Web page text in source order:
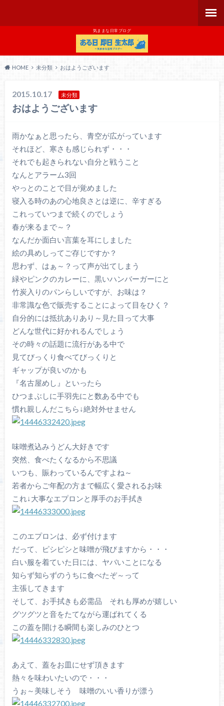
気ままな日常ブログ
HOME 未分類 おはようございます
2015.10.17 未分類
おはようございます
雨かなぁと思ったら、青空が広がっています
それほど、寒さも感じられず・・・
それでも起きられない自分と戦うこと
なんとアラーム3回
やっとのことで目が覚めました
寝入る時のあの心地良さとは逆に、辛すぎる
これっていつまで続くのでしょう
春が来るまで～？
なんだか面白い言葉を耳にしました
絵の具めしってご存じですか？
思わず、はぁ～？って声が出てしまう
緑やピンクのカレーに、黒いハンバーガーにと
竹炭入りのパンらしいですが、お味は？
非常識な色で販売することによって目をひく？
自分的には抵抗ありあり～見た目って大事
どんな世代に好かれるんでしょう
その時々の話題に流行がある中で
見てびっくり食べてびっくりと
ギャップが良いのかも
『名古屋めし』といったら
ひつまぶしに手羽先にと数ある中でも
慣れ親しんだこちら↓絶対外せません
味噌煮込みうどん大好きです
突然、食べたくなるから不思議
いつも、賑わっているんですよね～
若者からご年配の方まで幅広く愛されるお味
これ↓大事なエプロンと厚手のお手拭き
このエプロンは、必ず付けます
だって、ピシピシと味噌が飛びますから・・・
白い服を着ていた日には、ヤバいことになる
知らず知らずのうちに食べたぞ～って
主張してきます
そして、お手拭きも必需品 それも厚めが嬉しい
グツグツと音をたてながら運ばれてくる
この蓋を開ける瞬間も楽しみのひとつ
あえて、蓋をお皿にせず頂きます
熱々を味わいたいので・・・
うぉ～美味しそう 味噌のいい香りが漂う